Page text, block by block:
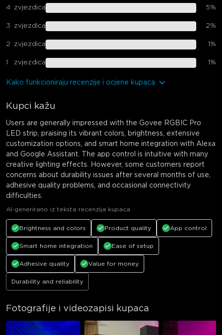
4 zvjezdica 5%
3 zvjezdica 2%
2 zvjezdica 1 %
1 zvjezdica 1 %
Kako funkcioniraju recenzije i ocjene kupaca
Kupci kažu
Users are generally impressed with the Govee RGBIC Pro
LED strip, praising its vibrant colors, brightness, extensive
customization options, and smart home integration with Alexa
and Google Assistant. The app control is intuitive with many
creative lighting effects. However, some customers report
concerns about durability issues after several months of use,
adhesive quality problems, and occasional connectivity
difficulties.
AI-generirano iz teksta recenzija kupaca
Brightness and colors Product quality App control
Smart home integration Ease of setup
Adhesive quality Value for money
Durability and reliability
Fotografije i videozapisi kupaca